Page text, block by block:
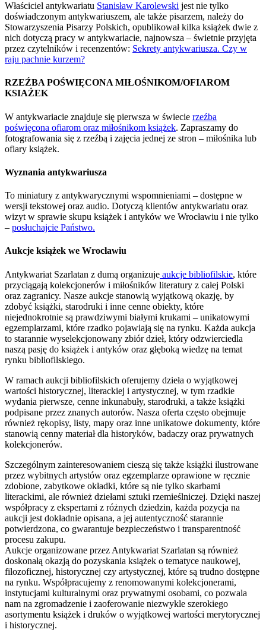
Właściciel antykwariatu Stanisław Karolewski jest nie tylko
doświadczonym antykwariuszem, ale także pisarzem, należy do
Stowarzyszenia Pisarzy Polskich, opublikował kilka książek dwie z
nich dotyczą pracy w antykwariacie, najnowsza – świetnie przyjęta
przez czytelników i recenzentów: Sekrety antykwariusza. Czy w
raju pachnie kurzem?
RZEŹBA POŚWIĘCONA MIŁOŚNIKOM/OFIAROM
KSIAŻEK
W antykwariacie znajduje się pierwsza w świecie rzeźba
poświęcona ofiarom oraz miłośnikom książek. Zapraszamy do
fotografowania się z rzeźbą i zajęcia jednej ze stron – miłośnika lub
ofiary książek.
Wyznania antykwariusza
To miniatury z antykwarycznymi wspomnieniami – dostępne w
wersji tekstowej oraz audio. Dotyczą klientów antykwariatu oraz
wizyt w sprawie skupu książek i antyków we Wrocławiu i nie tylko
– posłuchajcie Państwo.
Aukcje książek we Wrocławiu
Antykwariat Szarlatan z dumą organizuje aukcje bibliofilskie, które
przyciągają kolekcjonerów i miłośników literatury z całej Polski
oraz zagranicy. Nasze aukcje stanowią wyjątkową okazję, by
zdobyć książki, starodruki i inne cenne obiekty, które
niejednokrotnie są prawdziwymi białymi krukami – unikatowymi
egzemplarzami, które rzadko pojawiają się na rynku. Każda aukcja
to starannie wyselekcjonowany zbiór dzieł, który odzwierciedla
naszą pasję do książek i antyków oraz głęboką wiedzę na temat
rynku bibliofilskiego.
W ramach aukcji bibliofilskich oferujemy dzieła o wyjątkowej
wartości historycznej, literackiej i artystycznej, w tym rzadkie
wydania pierwsze, cenne inkunabuły, starodruki, a także książki
podpisane przez znanych autorów. Nasza oferta często obejmuje
również rękopisy, listy, mapy oraz inne unikatowe dokumenty, które
stanowią cenny materiał dla historyków, badaczy oraz prywatnych
kolekcjonerów.
Szczególnym zainteresowaniem cieszą się także książki ilustrowane
przez wybitnych artystów oraz egzemplarze oprawione w ręcznie
zdobione, zabytkowe okładki, które są nie tylko skarbami
literackimi, ale również dziełami sztuki rzemieślniczej. Dzięki naszej
współpracy z ekspertami z różnych dziedzin, każda pozycja na
aukcji jest dokładnie opisana, a jej autentyczność starannie
potwierdzona, co gwarantuje bezpieczeństwo i transparentność
procesu zakupu.
Aukcje organizowane przez Antykwariat Szarlatan są również
doskonałą okazją do pozyskania książek o tematyce naukowej,
filozoficznej, historycznej czy artystycznej, które są trudno dostępne
na rynku. Współpracujemy z renomowanymi kolekcjonerami,
instytucjami kulturalnymi oraz prywatnymi osobami, co pozwala
nam na zgromadzenie i zaoferowanie niezwykle szerokiego
asortymentu książek i druków o wyjątkowej wartości merytorycznej
i historycznej.